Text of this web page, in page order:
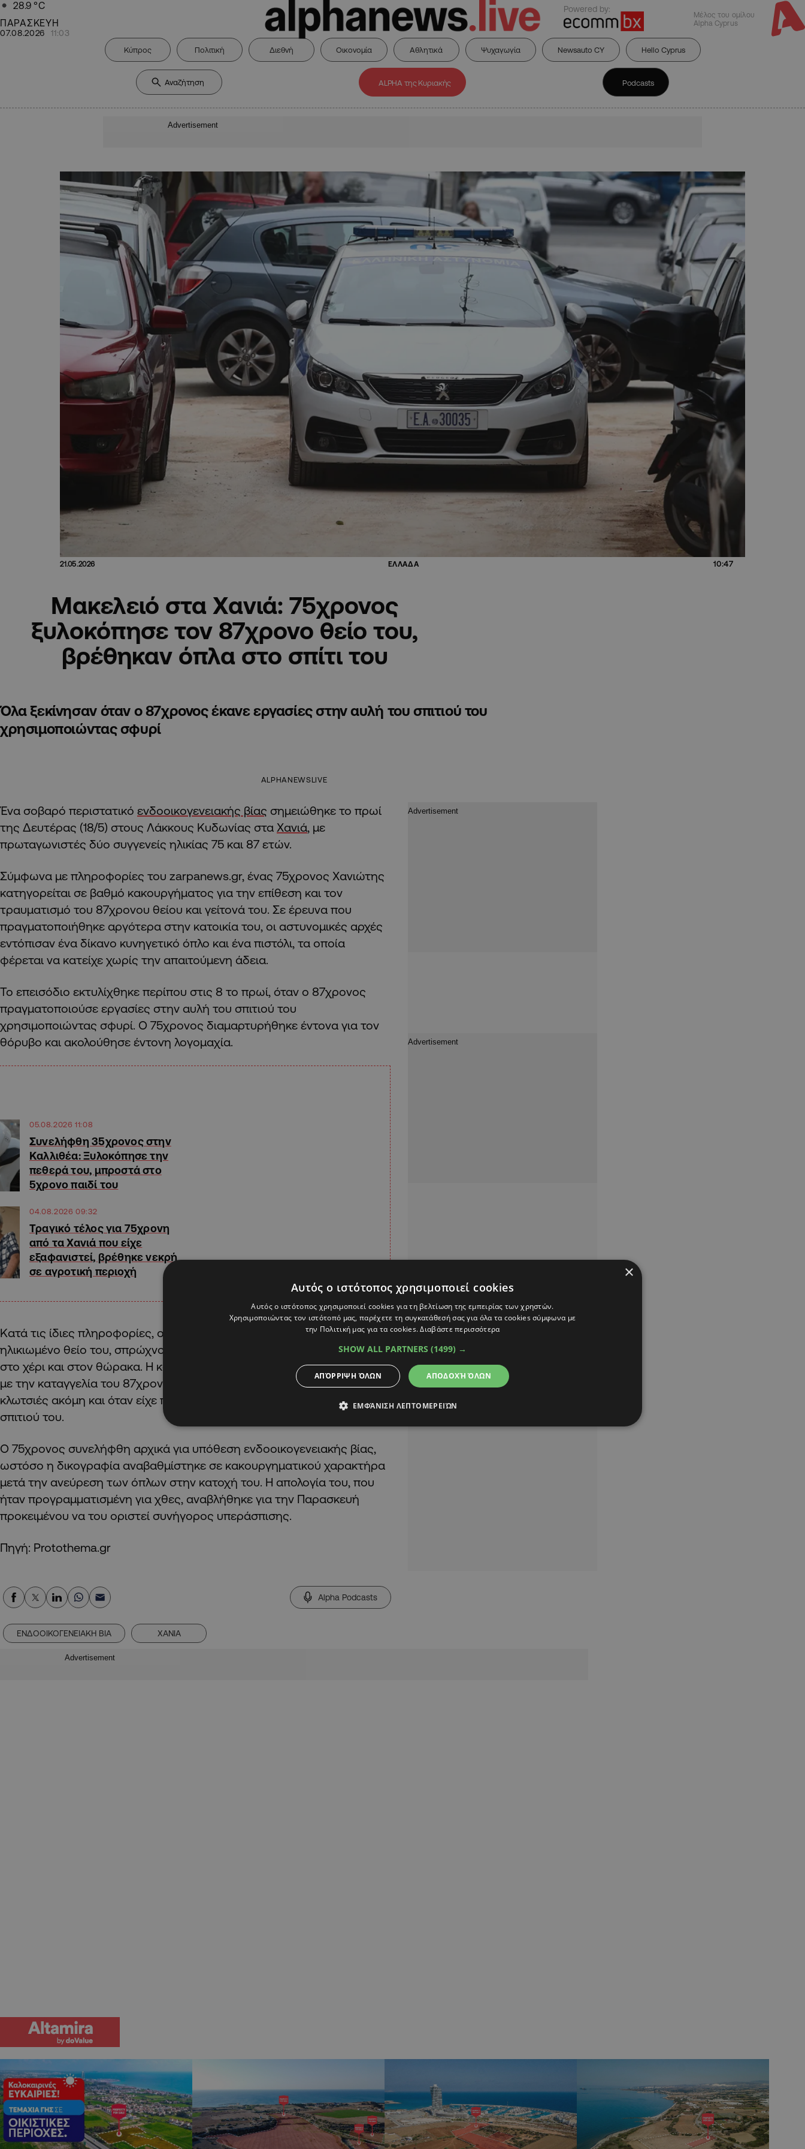
28.9 °C
ΠΑΡΑΣΚΕΥΗ
07.08.2026 11:03
Powered by:
Μέλος του ομίλου
Alpha Cyprus
Κύπρος Πολιτική Διεθνή Οικονομία Αθλητικά Ψυχαγωγία Newsauto CY Hello Cyprus
ALPHA της Κυριακής Podcasts
Advertisement
21.05.2026 ΕΛΛΑΔΑ 10:47
Μακελειό στα Χανιά: 75χρονος
ξυλοκόπησε τον 87χρονο θείο του,
βρέθηκαν όπλα στο σπίτι του
Όλα ξεκίνησαν όταν ο 87χρονος έκανε εργασίες στην αυλή του σπιτιού του
χρησιμοποιώντας σφυρί
ALPHANEWSLIVE
Ένα σοβαρό περιστατικό ενδοοικογενειακής βίας σημειώθηκε το πρωί
της Δευτέρας (18/5) στους Λάκκους Κυδωνίας στα Χανιά, με
πρωταγωνιστές δύο συγγενείς ηλικίας 75 και 87 ετών.
Σύμφωνα με πληροφορίες του zarpanews.gr, ένας 75χρονος Χανιώτης
κατηγορείται σε βαθμό κακουργήματος για την επίθεση και τον
τραυματισμό του 87χρονου θείου και γείτονά του. Σε έρευνα που
πραγματοποιήθηκε αργότερα στην κατοικία του, οι αστυνομικές αρχές
εντόπισαν ένα δίκανο κυνηγετικό όπλο και ένα πιστόλι, τα οποία
φέρεται να κατείχε χωρίς την απαιτούμενη άδεια.
Το επεισόδιο εκτυλίχθηκε περίπου στις 8 το πρωί, όταν ο 87χρονος
πραγματοποιούσε εργασίες στην αυλή του σπιτιού του
χρησιμοποιώντας σφυρί. Ο 75χρονος διαμαρτυρήθηκε έντονα για τον
θόρυβο και ακολούθησε έντονη λογομαχία.
05.08.2026 11:08
Συνελήφθη 35χρονος στην
Καλλιθέα: Ξυλοκόπησε την
πεθερά του, μπροστά στο
5χρονο παιδί του
04.08.2026 09:32
Τραγικό τέλος για 75χρονη
από τα Χανιά που είχε
εξαφανιστεί, βρέθηκε νεκρή
σε αγροτική περιοχή
Κατά τις ίδιες πληροφορίες, ο 75χρονος φέρεται να επιτέθηκε στον
ηλικιωμένο θείο του, σπρώχνοντάς τον με αποτέλεσμα να τραυματιστεί
στο χέρι και στον θώρακα. Η κατάσταση επιδεινώθηκε όταν, σύμφωνα
με την καταγγελία του 87χρονου, ο δράστης συνέχισε να τον χτυπά με
κλωτσιές ακόμη και όταν είχε πέσει στο έδαφος, μέσα στην αυλή του
σπιτιού του.
Ο 75χρονος συνελήφθη αρχικά για υπόθεση ενδοοικογενειακής βίας,
ωστόσο η δικογραφία αναβαθμίστηκε σε κακουργηματικού χαρακτήρα
μετά την ανεύρεση των όπλων στην κατοχή του. Η απολογία του, που
ήταν προγραμματισμένη για χθες, αναβλήθηκε για την Παρασκευή
προκειμένου να του οριστεί συνήγορος υπεράσπισης.
Πηγή: Protothema.gr
Alpha Podcasts
ΕΝΔΟΟΙΚΟΓΕΝΕΙΑΚΗ ΒΙΑ ΧΑΝΙΑ
Advertisement
×
Αυτός ο ιστότοπος χρησιμοποιεί cookies
Αυτός ο ιστότοπος χρησιμοποιεί cookies για τη βελτίωση της εμπειρίας των χρηστών.
Χρησιμοποιώντας τον ιστότοπό μας, παρέχετε τη συγκατάθεσή σας για όλα τα cookies σύμφωνα με
την Πολιτική μας για τα cookies.Διαβάστε περισσότερα
SHOW ALL PARTNERS (1499) →
ΑΠΟΔΟΧΉ ΌΛΩΝ
ΑΠΌΡΡΙΨΗ ΌΛΩΝ
ΕΜΦΆΝΙΣΗ ΛΕΠΤΟΜΕΡΕΙΏΝ